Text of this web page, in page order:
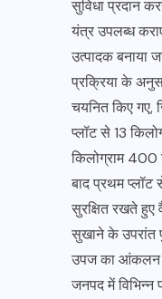
सुविधा प्रदान
यंत्र उपलब्ध
उत्पादक बनाया
प्रक्रिया के
चयनित किए गए,
प्लॉट से 13
किलोग्राम 400
बाद प्रथम प्लॉट
सुरक्षित रखते हुए
सुखाने के उपरांत
उपज का आंकलन
जनपद में